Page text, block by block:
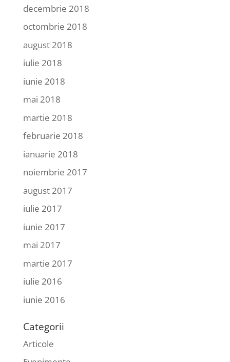
decembrie 2018
octombrie 2018
august 2018
iulie 2018
iunie 2018
mai 2018
martie 2018
februarie 2018
ianuarie 2018
noiembrie 2017
august 2017
iulie 2017
iunie 2017
mai 2017
martie 2017
iulie 2016
iunie 2016
Categorii
Articole